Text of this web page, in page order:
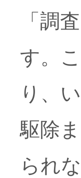
「調
す。
り、
駆除
られ